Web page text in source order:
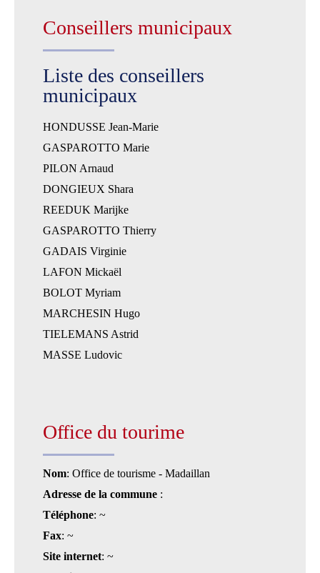
Conseillers municipaux
Liste des conseillers
municipaux
HONDUSSE Jean-Marie
GASPAROTTO Marie
PILON Arnaud
DONGIEUX Shara
REEDUK Marijke
GASPAROTTO Thierry
GADAIS Virginie
LAFON Mickaël
BOLOT Myriam
MARCHESIN Hugo
TIELEMANS Astrid
MASSE Ludovic
Office du tourime
Nom: Office de tourisme - Madaillan
Adresse de la commune :
Téléphone: ~
Fax: ~
Site internet: ~